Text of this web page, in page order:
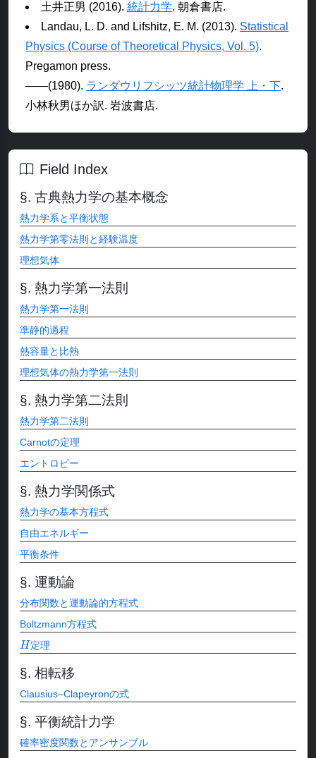
土井正男 (2016). 統計力学. 朝倉書店.
Landau, L. D. and Lifshitz, E. M. (2013). Statistical
Physics (Course of Theoretical Physics, Vol. 5).
Pregamon press.
――(1980). ランダウリフシッツ統計物理学 上・下.
小林秋男ほか訳. 岩波書店.
Field Index
古典熱力学の基本概念
熱力学系と平衡状態
熱力学第零法則と経験温度
理想気体
熱力学第一法則
熱力学第一法則
準静的過程
熱容量と比熱
理想気体の熱力学第一法則
熱力学第二法則
熱力学第二法則
Carnotの定理
エントロピー
熱力学関係式
熱力学の基本方程式
自由エネルギー
平衡条件
運動論
分布関数と運動論的方程式
Boltzmann方程式
H 定理
相転移
Clausius–Clapeyronの式
平衡統計力学
確率密度関数とアンサンブル